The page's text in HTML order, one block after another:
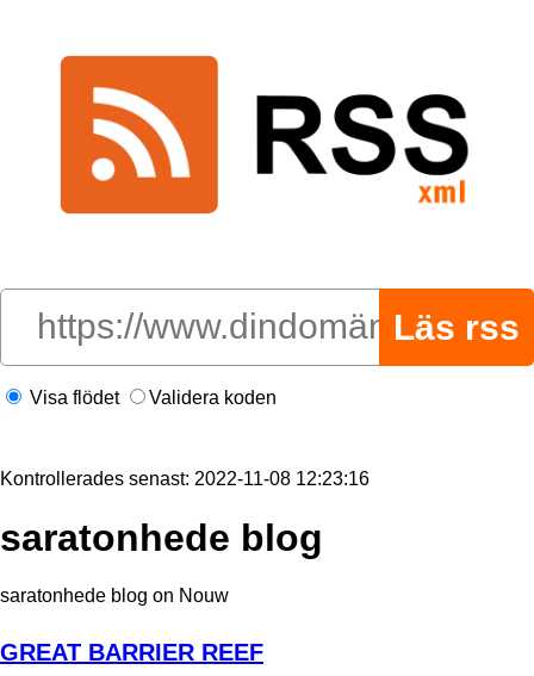
Visa flödet Validera koden
Kontrollerades senast: 2022-11-08 12:23:16
saratonhede blog
saratonhede blog on Nouw
GREAT BARRIER REEF